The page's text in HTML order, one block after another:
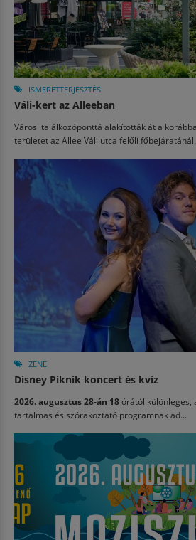
ISMERETTERJESZTÉS
Váli-kert az Alleeban
Városi találkozóponttá alakították át a
területet az Allee Váli utca felőli főbejáratánál.
ZENE
Disney Piknik koncert és kvíz
2026. augusztus 28-án 18órától különleges,
tartalmas és szórakoztató programnak ad...